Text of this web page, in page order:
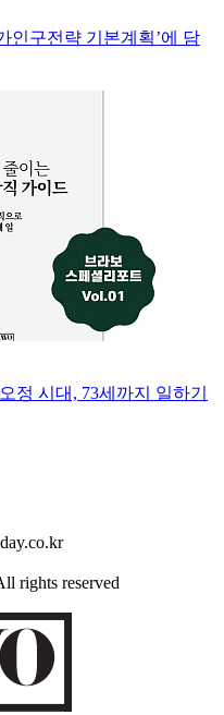
인구전략 기본계획’에 담
정 시대, 73세까지 일하기
rights reserved